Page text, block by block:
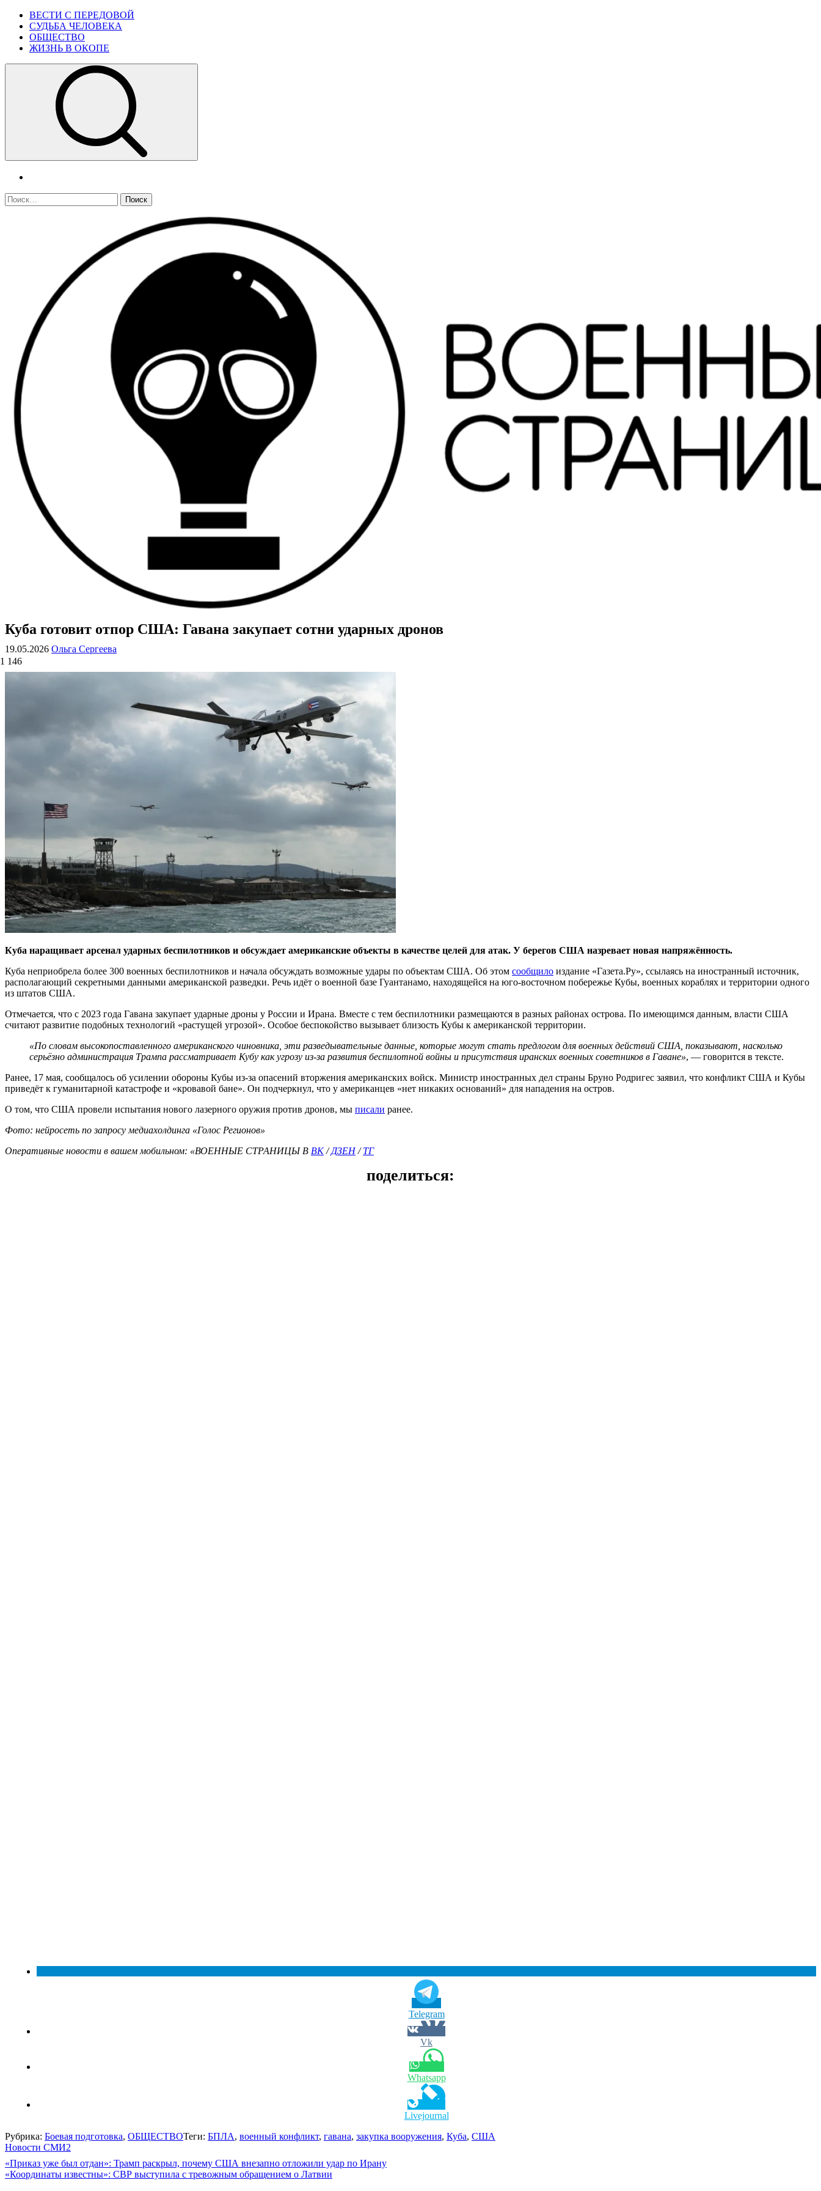
Skip
content
Primary
Menu
ВЕСТИ С ПЕРЕДОВОЙ
СУДЬБА ЧЕЛОВЕКА
ОБЩЕСТВО
ЖИЗНЬ В ОКОПЕ
Найти:
ВОЕННЫЕ СТРАНИЦЫ
СТАТЬИ ВОЕННОЙ ТЕМАТИКИ
Куба готовит отпор США: Гавана закупает сотни ударных дронов
19.05.2026 Ольга Сергеева
1 146
Куба наращивает арсенал ударных беспилотников и обсуждает американские объекты в качестве целей для атак. У берегов США назревает новая напряжённость.
Куба неприобрела более 300 военных беспилотников и начала обсуждать возможные удары по объектам США. Об этом сообщило издание «Газета.Ру», ссылаясь на иностранный источник,
располагающий секретными данными американской разведки. Речь идёт о военной базе Гуантанамо, находящейся на юго-восточном побережье Кубы, военных кораблях и территории одного
из штатов США.
Отмечается, что с 2023 года Гавана закупает ударные дроны у России и Ирана. Вместе с тем беспилотники размещаются в разных районах острова. По имеющимся данным, власти США
считают развитие подобных технологий «растущей угрозой». Особое беспокойство вызывает близость Кубы к американской территории.
«По словам высокопоставленного американского чиновника, эти разведывательные данные, которые могут стать предлогом для военных действий США, показывают, насколько
серьёзно администрация Трампа рассматривает Кубу как угрозу из-за развития беспилотной войны и присутствия иранских военных советников в Гаване», — говорится в тексте.
Ранее, 17 мая, сообщалось об усилении обороны Кубы из-за опасений вторжения американских войск. Министр иностранных дел страны Бруно Родригес заявил, что конфликт США и Кубы
приведёт к гуманитарной катастрофе и «кровавой бане». Он подчеркнул, что у американцев «нет никаких оснований» для нападения на остров.
О том, что США провели испытания нового лазерного оружия против дронов, мы писали ранее.
Фото: нейросеть по запросу медиахолдинга «Голос Регионов»
Оперативные новости в вашем мобильном: «ВОЕННЫЕ СТРАНИЦЫ В ВК/ДЗЕН/ТГ
поделиться:
Telegram
Vk
Whatsapp
Livejournal
Рубрика: Боевая подготовка, ОБЩЕСТВОТеги: БПЛА, военный конфликт, гавана, закупка вооружения, Куба, США
Новости СМИ2
Навигация
по
«Приказ уже был отдан»: Трамп раскрыл, почему США внезапно отложили удар по Ирану
«Координаты известны»: СВР выступила с тревожным обращением о Латвии